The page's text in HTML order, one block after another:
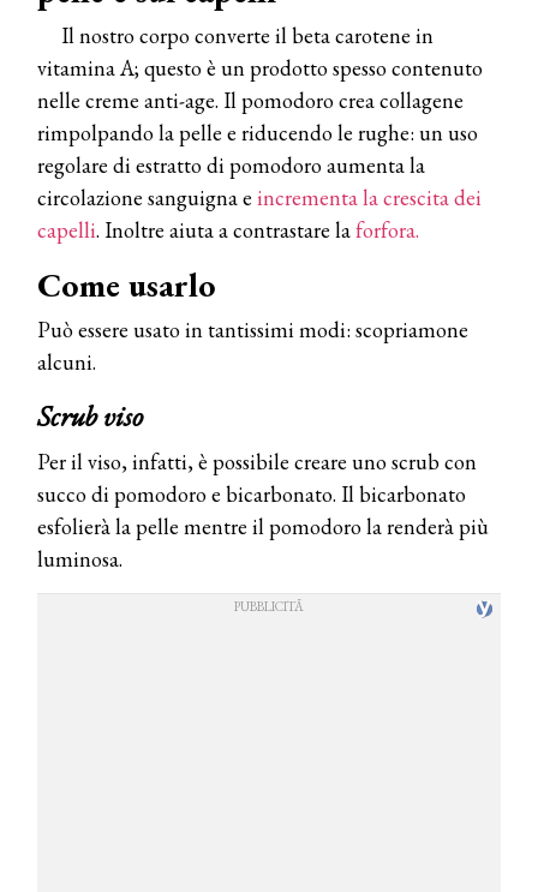
Il nostro corpo converte il beta carotene in
vitamina A; questo è un prodotto spesso contenuto
nelle creme anti-age. Il pomodoro crea collagene
rimpolpando la pelle e riducendo le rughe: un uso
regolare di estratto di pomodoro aumenta la
circolazione sanguigna e incrementa la crescita dei
capelli. Inoltre aiuta a contrastare laforfora.
Come usarlo
Può essere usato in tantissimi modi: scopriamone
alcuni.
Scrub viso
Per il viso, infatti, è possibile creare uno scrub con
succo di pomodoro e bicarbonato. Il bicarbonato
esfolierà la pelle mentre il pomodoro la renderà più
luminosa.